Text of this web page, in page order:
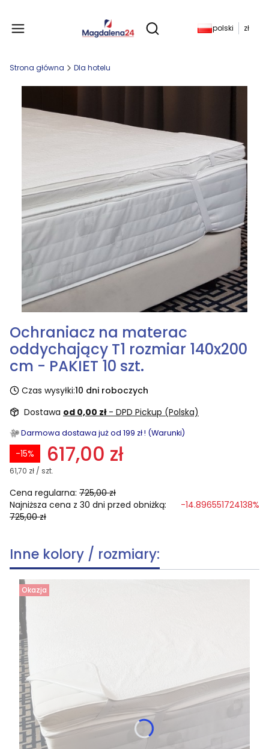
Otwórz wyszukiwarkę
Produkty w
polski zł
Strona główna Dla hotelu
Ochraniacz na materac
oddychający T1 rozmiar 140x200
cm - PAKIET 10 szt.
Czas wysyłki:10 dni roboczych
Dostawa od 0,00 zł - DPD Pickup (Polska)
Darmowa dostawa już od 199 zł ! (Warunki)
617,00 zł
61,70 zł / szt.
Cena regularna: 725,00 zł
-15%
Najniższa cena z 30 dni przed obniżką:
725,00 zł
-14.896551724138%
Inne kolory / rozmiary:
Okazja